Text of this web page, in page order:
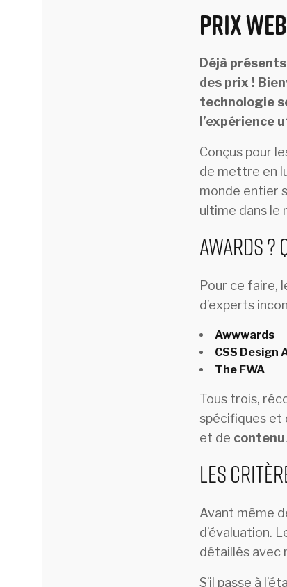
Prix
Déjà
des prix !
technologie
l’expérience
Conçus pour
de mettre en
monde entier
ultime dans le
Awards ?
Pour ce faire,
d’experts
Awwwards
CSS Design
The FWA
Tous trois,
spécifiques et
et de contenu.
Les
Avant même
d’évaluation.
détaillés avec
S’il passe à